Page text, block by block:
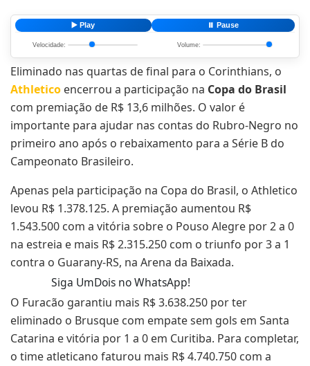
▶️ Play ⏸️ Pause
Velocidade: Volume:
Eliminado nas quartas de final para o Corinthians, o
Athletico encerrou a participação na Copa do Brasil
com premiação de R$ 13,6 milhões. O valor é
importante para ajudar nas contas do Rubro-Negro no
primeiro ano após o rebaixamento para a Série B do
Campeonato Brasileiro.
Apenas pela participação na Copa do Brasil, o Athletico
levou R$ 1.378.125. A premiação aumentou R$
1.543.500 com a vitória sobre o Pouso Alegre por 2 a 0
na estreia e mais R$ 2.315.250 com o triunfo por 3 a 1
contra o Guarany-RS, na Arena da Baixada.
Siga UmDois no WhatsApp!
O Furacão garantiu mais R$ 3.638.250 por ter
eliminado o Brusque com empate sem gols em Santa
Catarina e vitória por 1 a 0 em Curitiba. Para completar,
o time atleticano faturou mais R$ 4.740.750 com a